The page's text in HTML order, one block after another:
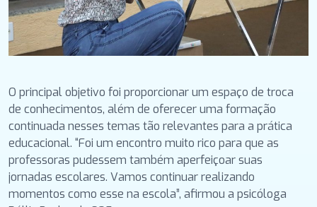
O principal objetivo foi proporcionar um espaço de troca
de conhecimentos, além de oferecer uma formação
continuada nesses temas tão relevantes para a prática
educacional. “Foi um encontro muito rico para que as
professoras pudessem também aperfeiçoar suas
jornadas escolares. Vamos continuar realizando
momentos como esse na escola”, afirmou a psicóloga